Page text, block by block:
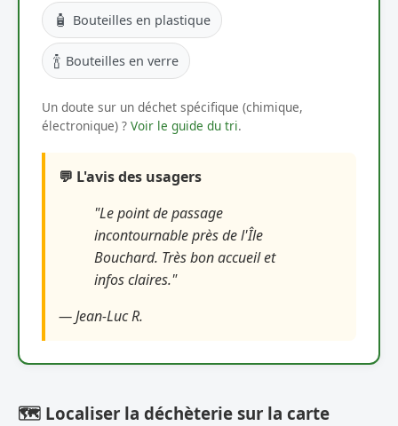
🧴 Bouteilles en plastique
🍾 Bouteilles en verre
Un doute sur un déchet spécifique (chimique,
électronique) ? Voir le guide du tri.
💬 L'avis des usagers
"Le point de passage
incontournable près de l'Île
Bouchard. Très bon accueil et
infos claires."
— Jean-Luc R.
🗺️ Localiser la déchèterie sur la carte